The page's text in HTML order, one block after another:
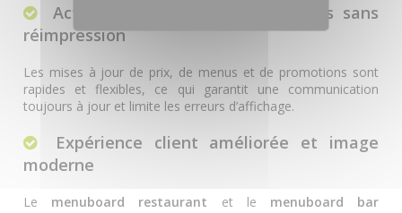
Actualisation rapide des contenus sans
réimpression
Les mises à jour de prix, de menus et de promotions sont
rapides et flexibles, ce qui garantit une communication
toujours à jour et limite les erreurs d’affichage.
Expérience client améliorée et image
moderne
Le menuboard restaurant et le menuboard bar